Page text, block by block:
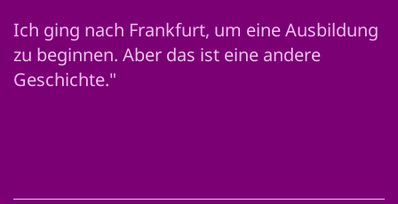
Ich ging nach Frankfurt, um eine Ausbildung
zu beginnen. Aber das ist eine andere
Geschichte."